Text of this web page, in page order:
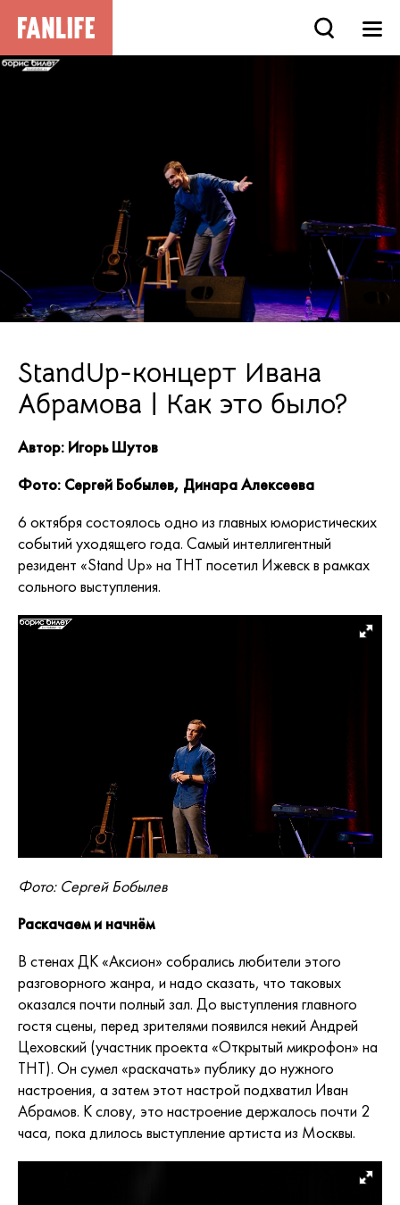
StandUp-концерт Ивана
Абрамова | Как это было?
Автор: Игорь Шутов
Фото: Сергей Бобылев, Динара Алексеева
6 октября состоялось одно из главных юмористических
событий уходящего года. Самый интеллигентный
резидент «Stand Up» на ТНТ посетил Ижевск в рамках
сольного выступления.
Фото: Сергей Бобылев
Раскачаем и начнём
В стенах ДК «Аксион» собрались любители этого
разговорного жанра, и надо сказать, что таковых
оказался почти полный зал. До выступления главного
гостя сцены, перед зрителями появился некий Андрей
Цеховский (участник проекта «Открытый микрофон» на
ТНТ). Он сумел «раскачать» публику до нужного
настроения, а затем этот настрой подхватил Иван
Абрамов. К слову, это настроение держалось почти 2
часа, пока длилось выступление артиста из Москвы.